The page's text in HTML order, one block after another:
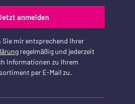
anmelden
Sie mir entsprechend Ihrer
regelmäßig und jederzeit
Informationen zu Ihrem
per E-Mail zu.